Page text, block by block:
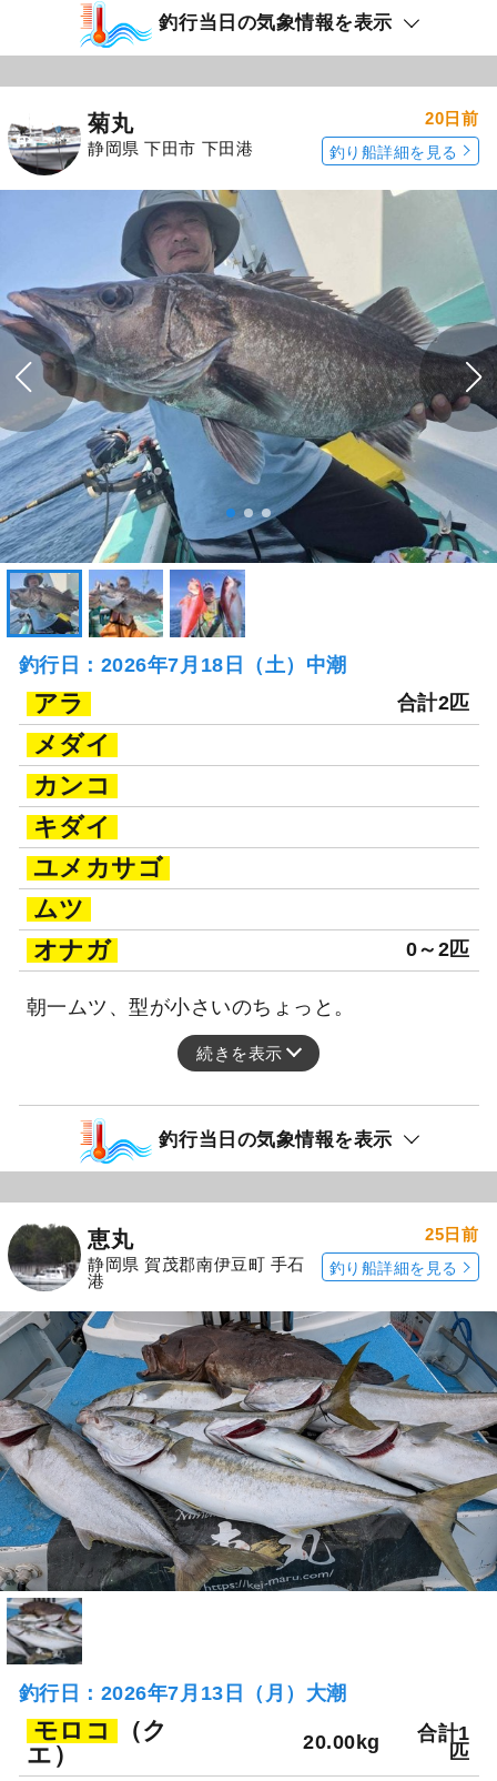
釣行当日の気象情報を表示
菊丸
静岡県 下田市 下田港
20日前
釣り船詳細を見る
釣行日：2026年7月18日（土）中潮
アラ 合計2匹
メダイ
カンコ
キダイ
ユメカサゴ
ムツ
オナガ
0～2匹
朝一ムツ、型が小さいのちょっと。
続きを表示
釣行当日の気象情報を表示
恵丸
静岡県 賀茂郡南伊豆町 手石
港
25日前
釣り船詳細を見る
釣行日：2026年7月13日（月）大潮
モロコ
（ク
エ）
20.00kg
合計1
匹